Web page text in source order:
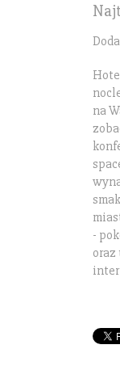
na
-
oraz